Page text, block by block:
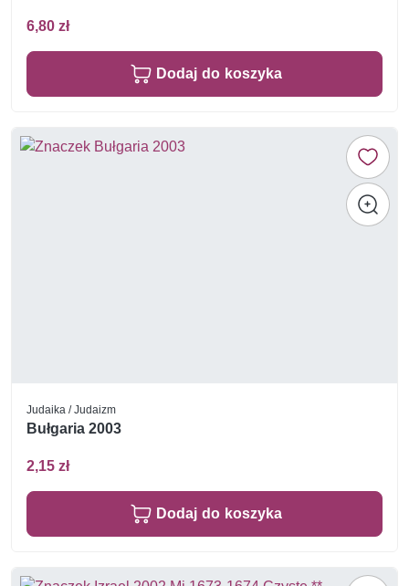
6,80 zł
Dodaj do koszyka
Judaika / Judaizm
Bułgaria 2003
2,15 zł
Dodaj do koszyka